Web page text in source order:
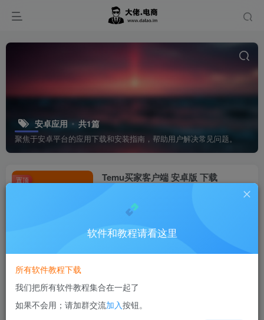
安卓应用 共1篇
聚焦于安卓平台的应用下载和安装指南，帮助用户解决常见问题。
置顶 Temu买家客户端 安卓版 下载
软件和教程请看这里
所有软件教程下载
我们把所有软件教程集合在一起了
如果不会用；请加群交流加入按钮。